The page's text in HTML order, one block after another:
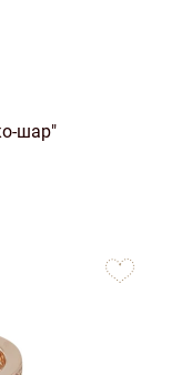
шар"
favorites